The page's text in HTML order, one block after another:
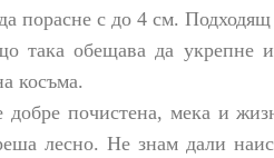
порасне с до 4 см. Подходящ
така обещава да укрепне
косъма.
добре почистена, мека и
лесно. Не знам дали